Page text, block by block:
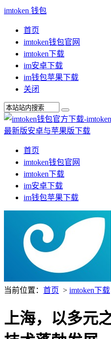
imtoken 钱包
首页
imtoken钱包官网
imtoken下载
im安卓下载
im钱包苹果下载
关闭
首页
imtoken钱包官网
imtoken下载
im安卓下载
im钱包苹果下载
当前位置： 首页 > imtoken下载
上海，以多元